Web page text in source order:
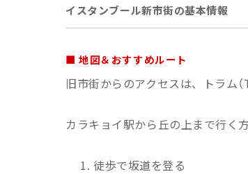
イスタンブール新市街の基本情報
■ 地図＆おすすめルート
旧市街からのアクセスは、トラム
カラキョイ駅から丘の上まで行く
徒歩で坂道を登る